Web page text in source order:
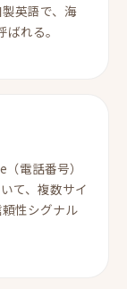
英語で、海
れる。
電話番号）
て、複数サイ
性シグナル